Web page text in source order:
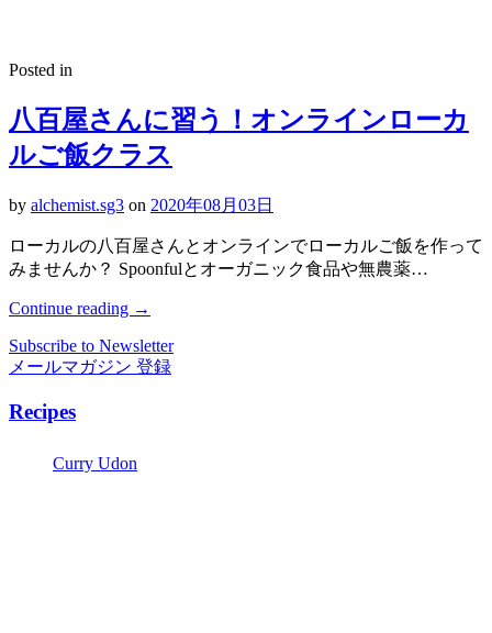
Posted in
八百屋さんに習う！オンラインローカ
ルご飯クラス
by alchemist.sg3 on 2020年08月03日
ローカルの八百屋さんとオンラインでローカルご飯を作って
みませんか？ Spoonfulとオーガニック食品や無農薬…
Continue reading →
Subscribe to Newsletter
メールマガジン 登録
Recipes
Curry Udon